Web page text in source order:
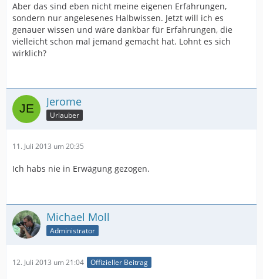
Aber das sind eben nicht meine eigenen Erfahrungen,
sondern nur angelesenes Halbwissen. Jetzt will ich es
genauer wissen und wäre dankbar für Erfahrungen, die
vielleicht schon mal jemand gemacht hat. Lohnt es sich
wirklich?
Jerome
Urlauber
11. Juli 2013 um 20:35
Ich habs nie in Erwägung gezogen.
Michael Moll
Administrator
12. Juli 2013 um 21:04 Offizieller Beitrag